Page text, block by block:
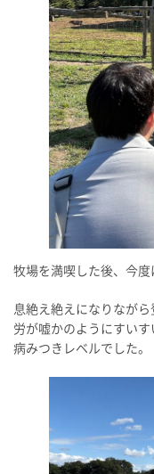
牧場を満喫した後、今度
息絶え絶えになりなが
労が嘘かのようにすい
病みつきレベルでした。